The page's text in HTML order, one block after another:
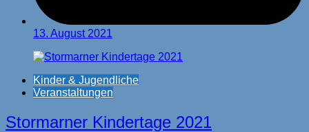
13. August 2021
Kinder & Jugendliche
Veranstaltungen
Stormarner Kindertage 2021